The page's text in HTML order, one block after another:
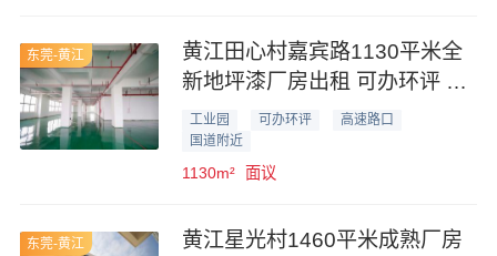
东莞-黄江
黄江田心村嘉宾路1130平米全
新地坪漆厂房出租 可办环评 写
字楼外观
工业园 可办环评
高速路口
国道附近
1130m² 面议
东莞-黄江
黄江星光村1460平米成熟厂房